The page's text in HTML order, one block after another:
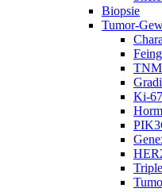
Biopsie
Tumor-
Ki-67